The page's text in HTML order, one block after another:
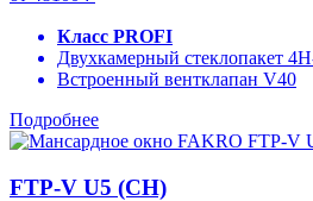
Класс PROFI
Двухкамерный стеклопакет
Встроенный вентклапан V40
Подробнее
FTP-V U5 (CH)